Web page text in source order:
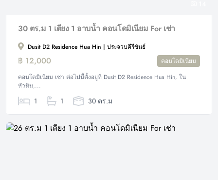
30 ตร.ม 1 เตียง 1 อาบน้ำ คอนโดมิเนียม For เช่า
Dusit D2 Residence Hua Hin | ประจวบคีรีขันธ์
฿ 12,000
คอนโดมิเนียม
คอนโดมิเนียม เช่า ต่อไปนี้ตั้งอยู่ที่ Dusit D2 Residence Hua Hin, ใน
หัวหิน,...
1 1 30 ตร.ม